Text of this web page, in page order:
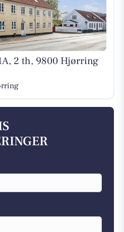
2 th, 9800 Hjørring